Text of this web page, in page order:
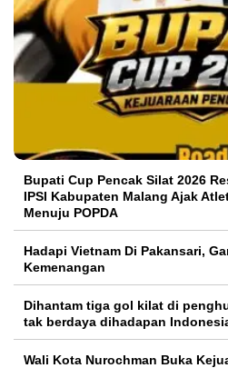
Bupati Cup Pencak Silat 2026
IPSI Kabupaten Malang Ajak
Menuju POPDA
Hadapi Vietnam Di Pakansari,
Kemenangan
Dihantam tiga gol kilat di
tak berdaya dihadapan
Wali Kota Nurochman Buka